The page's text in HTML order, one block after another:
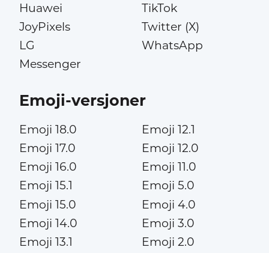
Huawei
JoyPixels
LG
Messenger
TikTok
Twitter (X)
WhatsApp
Emoji-versjoner
Emoji 18.0
Emoji 17.0
Emoji 16.0
Emoji 15.1
Emoji 15.0
Emoji 14.0
Emoji 13.1
Emoji 12.1
Emoji 12.0
Emoji 11.0
Emoji 5.0
Emoji 4.0
Emoji 3.0
Emoji 2.0